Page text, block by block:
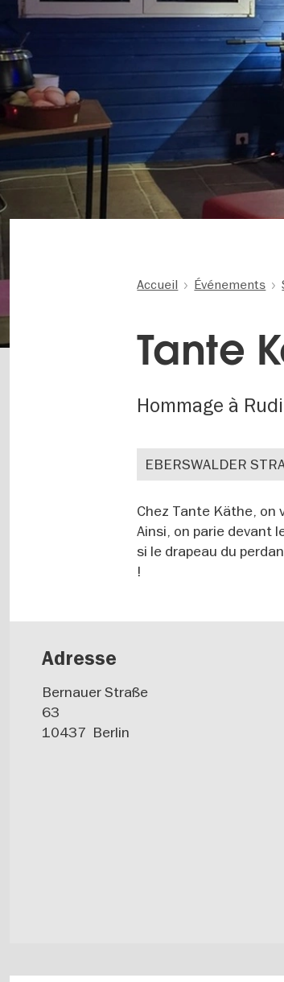
Accueil Événements
Tante
Hommage à
EBERSWALDER
Chez Tante Käthe, on
Ainsi, on parie devant
si le drapeau du
!
Adresse
Bernauer Straße
63
10437 Berlin